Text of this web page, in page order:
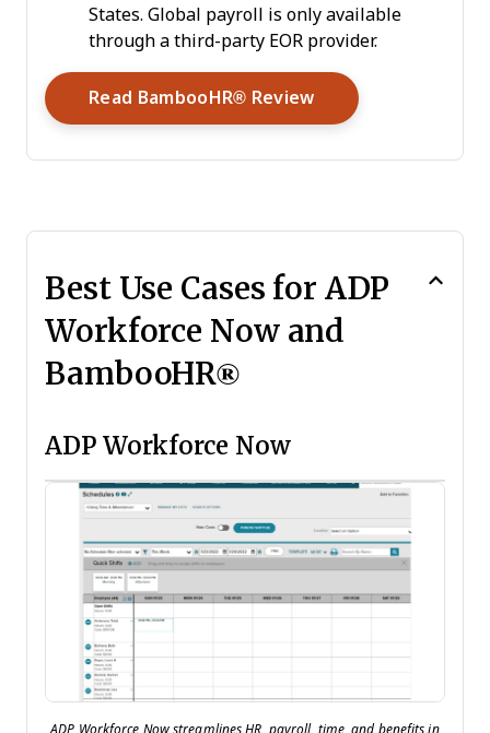
States. Global payroll is only available
through a third-party EOR provider.
Read BambooHR® ReviewOpens New Window
Best Use Cases for ADP
Workforce Now and
BambooHR®
ADP Workforce Now
ADP Workforce Now streamlines HR, payroll, time, and benefits in